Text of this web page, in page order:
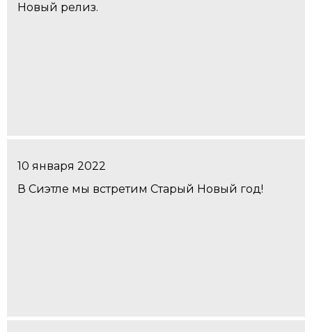
Новый релиз.
10 января 2022
В Сиэтле мы встретим Старый Новый год!